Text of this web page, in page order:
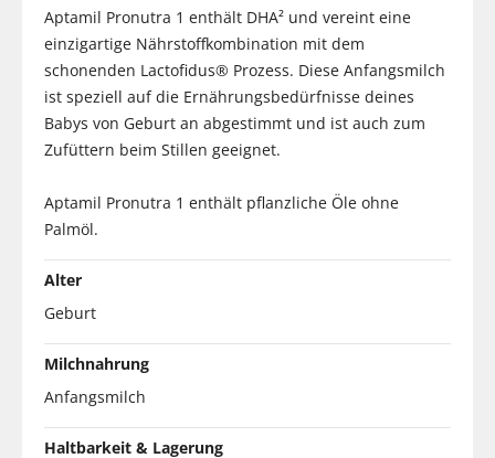
Aptamil Pronutra 1 enthält DHA² und vereint eine
einzigartige Nährstoffkombination mit dem
schonenden Lactofidus® Prozess. Diese Anfangsmilch
ist speziell auf die Ernährungsbedürfnisse deines
Babys von Geburt an abgestimmt und ist auch zum
Zufüttern beim Stillen geeignet.
Aptamil Pronutra 1 enthält pflanzliche Öle ohne
Palmöl.
Alter
Geburt
Milchnahrung
Anfangsmilch
Haltbarkeit & Lagerung